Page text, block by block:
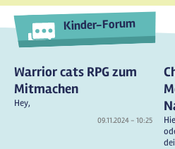
Kinder-Forum
Warrior cats RPG zum
Mitmachen
Hey,
09.11.2024 - 10:25